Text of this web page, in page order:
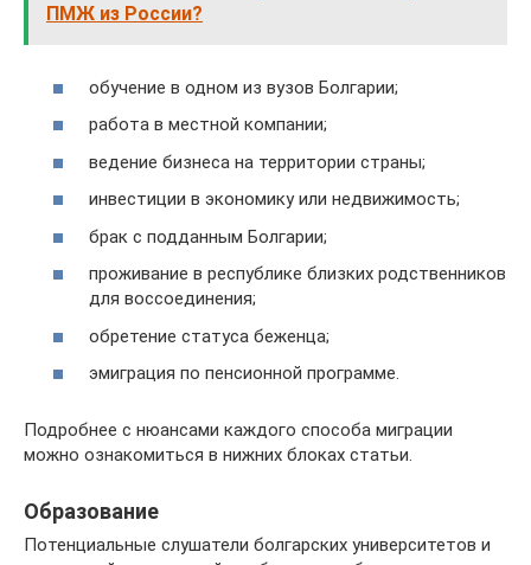
ПМЖ из России?
обучение в одном из вузов Болгарии;
работа в местной компании;
ведение бизнеса на территории страны;
инвестиции в экономику или недвижимость;
брак с подданным Болгарии;
проживание в республике близких родственников
для воссоединения;
обретение статуса беженца;
эмиграция по пенсионной программе.
Подробнее с нюансами каждого способа миграции
можно ознакомиться в нижних блоках статьи.
Образование
Потенциальные слушатели болгарских университетов и